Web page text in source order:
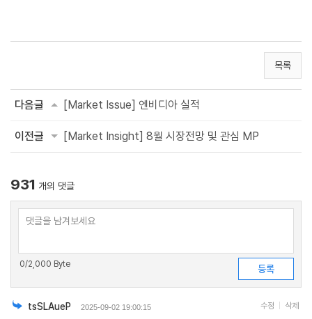
목록
다음글 [Market Issue] 엔비디아 실적
이전글 [Market Insight] 8월 시장전망 및 관심 MP
931 개의 댓글
0/2,000 Byte
tsSLAueP 2025-09-02 19:00:15 수정 삭제